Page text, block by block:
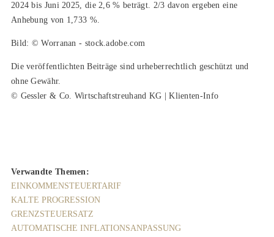
2024 bis Juni 2025, die 2,6 % beträgt. 2/3 davon ergeben eine
Anhebung von 1,733 %.
Bild: © Worranan - stock.adobe.com
Die veröffentlichten Beiträge sind urheberrechtlich geschützt und
ohne Gewähr.
© Gessler & Co. Wirtschaftstreuhand KG | Klienten-Info
Verwandte Themen:
EINKOMMENSTEUERTARIF
KALTE PROGRESSION
GRENZSTEUERSATZ
AUTOMATISCHE INFLATIONSANPASSUNG